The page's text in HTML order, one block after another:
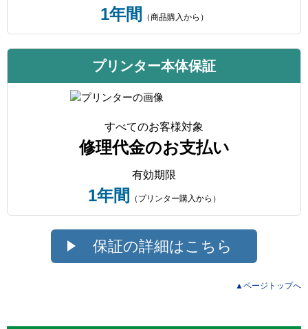
1年間 （商品購入から）
プリンター本体保証
すべてのお客様対象
修理代金のお支払い
有効期限
1年間 （プリンター購入から）
保証の詳細はこちら
▲ページトップへ